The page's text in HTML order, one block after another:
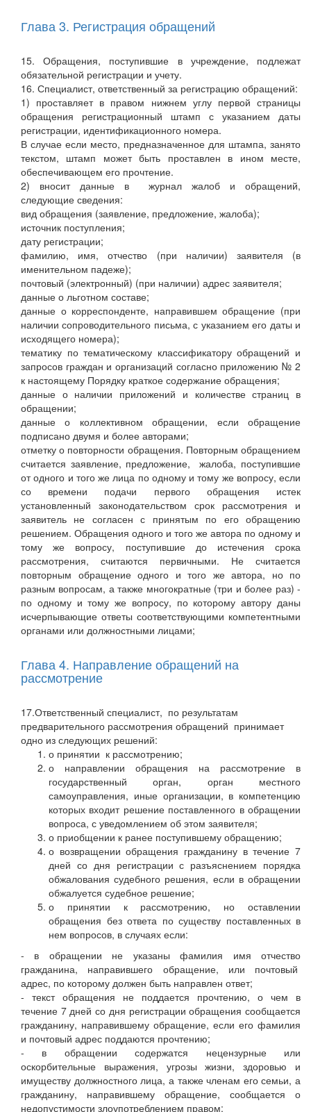
Глава 3. Регистрация обращений
15. Обращения, поступившие в учреждение, подлежат
обязательной регистрации и учету.
16. Специалист, ответственный за регистрацию обращений:
1) проставляет в правом нижнем углу первой страницы
обращения регистрационный штамп с указанием даты
регистрации, идентификационного номера.
В случае если место, предназначенное для штампа, занято
текстом, штамп может быть проставлен в ином месте,
обеспечивающем его прочтение.
2) вносит данные в журнал жалоб и обращений,
следующие сведения:
вид обращения (заявление, предложение, жалоба);
источник поступления;
дату регистрации;
фамилию, имя, отчество (при наличии) заявителя (в
именительном падеже);
почтовый (электронный) (при наличии) адрес заявителя;
данные о льготном составе;
данные о корреспонденте, направившем обращение (при
наличии сопроводительного письма, с указанием его даты и
исходящего номера);
тематику по тематическому классификатору обращений и
запросов граждан и организаций согласно приложению № 2
к настоящему Порядку краткое содержание обращения;
данные о наличии приложений и количестве страниц в
обращении;
данные о коллективном обращении, если обращение
подписано двумя и более авторами;
отметку о повторности обращения. Повторным обращением
считается заявление, предложение, жалоба, поступившие
от одного и того же лица по одному и тому же вопросу, если
со времени подачи первого обращения истек
установленный законодательством срок рассмотрения и
заявитель не согласен с принятым по его обращению
решением. Обращения одного и того же автора по одному и
тому же вопросу, поступившие до истечения срока
рассмотрения, считаются первичными. Не считается
повторным обращение одного и того же автора, но по
разным вопросам, а также многократные (три и более раз) -
по одному и тому же вопросу, по которому автору даны
исчерпывающие ответы соответствующими компетентными
органами или должностными лицами;
Глава 4. Направление обращений на
рассмотрение
17.Ответственный специалист, по результатам
предварительного рассмотрения обращений принимает
одно из следующих решений:
о принятии к рассмотрению;
о направлении обращения на рассмотрение в
государственный орган, орган местного
самоуправления, иные организации, в компетенцию
которых входит решение поставленного в обращении
вопроса, с уведомлением об этом заявителя;
о приобщении к ранее поступившему обращению;
о возвращении обращения гражданину в течение 7
дней со дня регистрации с разъяснением порядка
обжалования судебного решения, если в обращении
обжалуется судебное решение;
о принятии к рассмотрению, но оставлении
обращения без ответа по существу поставленных в
нем вопросов, в случаях если:
- в обращении не указаны фамилия имя отчество
гражданина, направившего обращение, или почтовый
адрес, по которому должен быть направлен ответ;
- текст обращения не поддается прочтению, о чем в
течение 7 дней со дня регистрации обращения сообщается
гражданину, направившему обращение, если его фамилия
и почтовый адрес поддаются прочтению;
- в обращении содержатся нецензурные или
оскорбительные выражения, угрозы жизни, здоровью и
имуществу должностного лица, а также членам его семьи, а
гражданину, направившему обращение, сообщается о
недопустимости злоупотреблением правом;